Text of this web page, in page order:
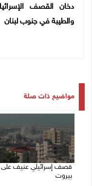
دخان القصف
والطيبة في جنوب لبنان
مواضيع ذات صلة
قصف إسرائيلي عنيف على
بيروت